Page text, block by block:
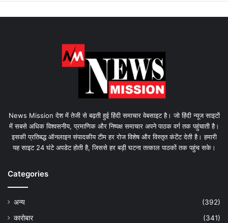
News Mission देश में तेजी से बढ़ती हुई हिंदी समाचार वेबसाइट है। जो हिंदी न्यूज साइटों
में सबसे अधिक विश्वसनीय, प्रमाणिक और निष्पक्ष समाचार अपने पाठक वर्ग तक पहुंचाती है।
इसकी प्रतिबद्ध ऑनलाइन संपादकीय टीम हर रोज विशेष और विस्तृत कंटेंट देती है। हमारी
यह साइट 24 घंटे अपडेट होती है, जिससे हर बड़ी घटना तत्काल पाठकों तक पहुंच सके।
Categories
अन्य
(392)
कारोबार
(341)